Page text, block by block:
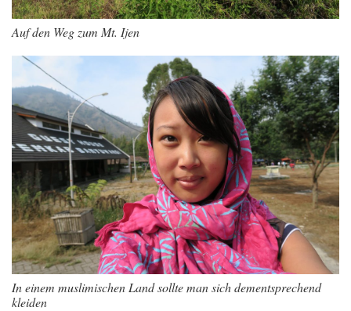
Auf den Weg zum Mt. Ijen
In einem muslimischen Land sollte man sich dementsprechend
kleiden